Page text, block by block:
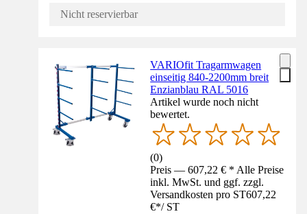
Nicht reservierbar
VARIOfit Tragarmwagen
einseitig 840-2200mm breit
Enzianblau RAL 5016
Artikel wurde noch nicht
bewertet.
(0)
Preis — 607,22 € * Alle Preise
inkl. MwSt. und ggf. zzgl.
Versandkosten pro ST607,22
€*/ ST